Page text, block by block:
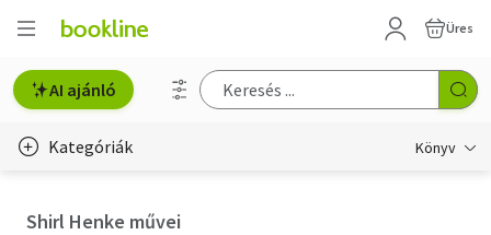
Üres
AI ajánló
Kategóriák Könyv
Shirl Henke művei